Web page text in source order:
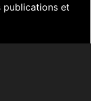
publications et